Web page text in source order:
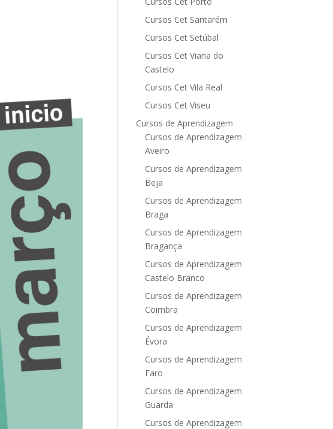
Cursos Cet Santarém
Cursos Cet Setúbal
Cursos Cet Viana do
Castelo
Cursos Cet Vila Real
Cursos Cet Viseu
Cursos de Aprendizagem
Cursos de Aprendizagem
Aveiro
Cursos de Aprendizagem
Beja
Cursos de Aprendizagem
Braga
Cursos de Aprendizagem
Bragança
Cursos de Aprendizagem
Castelo Branco
Cursos de Aprendizagem
Coimbra
Cursos de Aprendizagem
Évora
Cursos de Aprendizagem
Faro
Cursos de Aprendizagem
Guarda
Cursos de Aprendizagem